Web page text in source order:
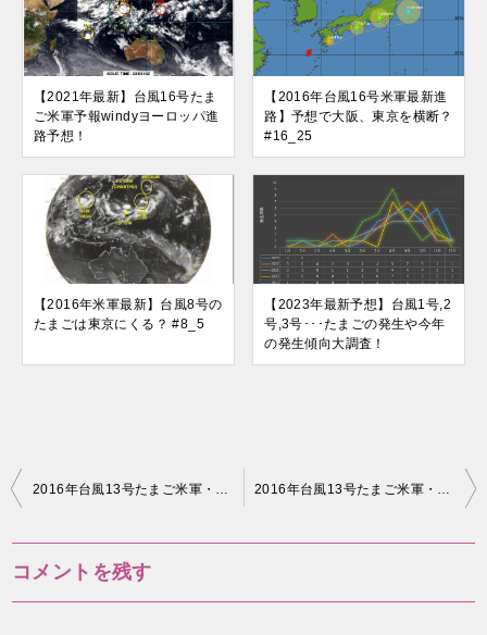
【2021年最新】台風16号たま
ご米軍予報windyヨーロッパ進
路予想！
【2016年台風16号米軍最新進
路】予想で大阪、東京を横断？
#16_25
【2016年米軍最新】台風8号の
たまごは東京にくる？ #8_5
【2023年最新予想】台風1号,2
号,3号･･･たまごの発生や今年
の発生傾向大調査！
投
2016年台風13号たまご米軍・ヨーロッパ最新予想では関西へ？ #13_4 2016年台風13号たまご米軍・ヨーロッパ最新予想では東京へ？ #13_5
コメントを残す